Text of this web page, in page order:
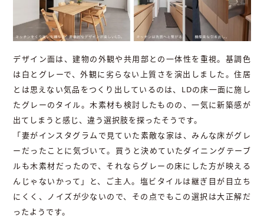
デザイン面は、建物の外観や共用部との一体性を重視。基調色
は白とグレーで、外観に劣らない上質さを演出しました。住居
とは思えない気品をつくり出しているのは、LDの床一面に施し
たグレーのタイル。木素材も検討したものの、一気に新築感が
出てしまうと感じ、違う選択肢を探ったそうです。
「妻がインスタグラムで見ていた素敵な家は、みんな床がグレ
ーだったことに気づいて。買うと決めていたダイニングテーブ
ルも木素材だったので、それならグレーの床にした方が映える
んじゃないかって」と、ご主人。塩ビタイルは継ぎ目が目立ち
にくく、ノイズが少ないので、その点でもこの選択は大正解だ
ったようです。